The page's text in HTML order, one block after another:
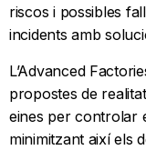
riscos i possibles
incidents amb
L’Advanced
propostes de
eines per controlar
minimitzant així els